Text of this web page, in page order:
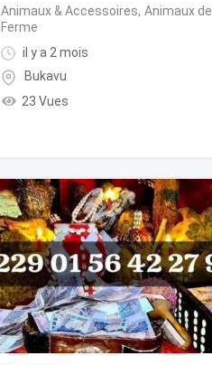
Animaux & Accessoires, Animaux de
Ferme
il y a 2 mois
Bukavu
23 Vues